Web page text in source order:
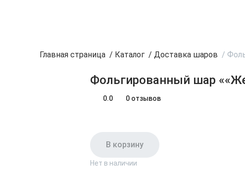
Главная страница / Каталог / Доставка шаров /
Фольгированный шар
0.0 0 отзывов
В корзину
Нет в наличии